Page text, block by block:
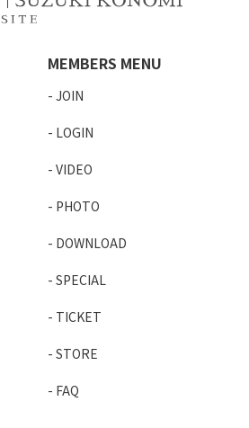
MEMBERS MENU
JOIN
LOGIN
VIDEO
PHOTO
DOWNLOAD
SPECIAL
TICKET
STORE
FAQ